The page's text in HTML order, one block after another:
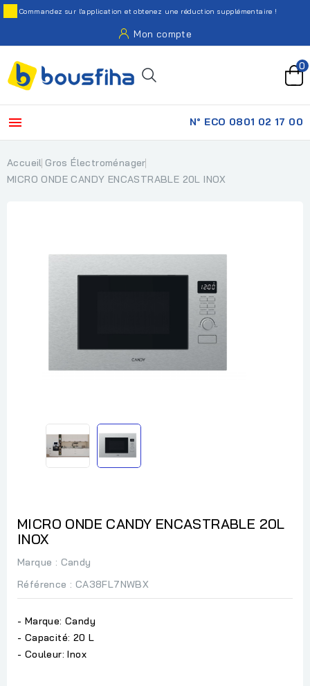
Commandez sur l'application et obtenez une réduction supplémentaire !
Mon compte
0
 N° ECO 0801 02 17 00
Accueil Gros Électroménager
MICRO ONDE CANDY ENCASTRABLE 20L INOX
MICRO ONDE CANDY ENCASTRABLE 20L
INOX
Marque : Candy
Référence : CA38FL7NWBX
- Marque: Candy
- Capacité: 20 L
- Couleur: Inox